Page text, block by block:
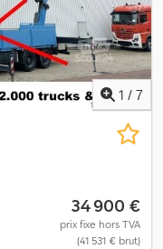
1 / 7
34 900 €
prix fixe hors TVA
(41 531 € brut)